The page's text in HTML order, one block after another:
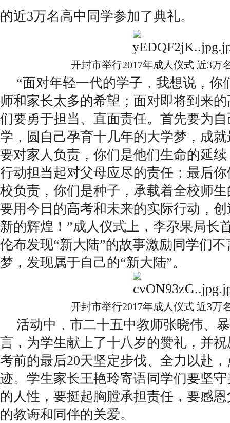
的近3万名高中同学参加了典礼。
开封市举行2017年成人仪式 近3万
“面对年轻一代的学子，我想说，你
师和家长太多的希望；面对即将到来
们要勇于担当、直面责任。首先要为
学，圆自己孕育十几年的大学梦，成
要对家人负责，你们是他们生命的延
行动担当起对父母应尽的责任；最后
校负责，你们是种子，承载着全校师
要用今日的高考和未来的实际行动，
新的辉煌！”成人仪式上，李尕果局长
伦布发现“新大陆”的故事激励同学们
梦，发现属于自己的“新大陆”。
开封市举行2017年成人仪式 近3万
活动中，市二十五中教师张晓伟、
言，为学生献上了十八岁的赞礼，并
考前的最后20天坚定步伐、全力以赴
迹。学生家长王艳玲寄语同学们要坚
的人性，要挺起胸膛承担责任，要感
的教诲和同伴的关爱。